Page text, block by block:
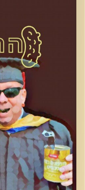
עם פרופסור
הירשברגר
והפעם: גלגול
קרדיט תמונות: